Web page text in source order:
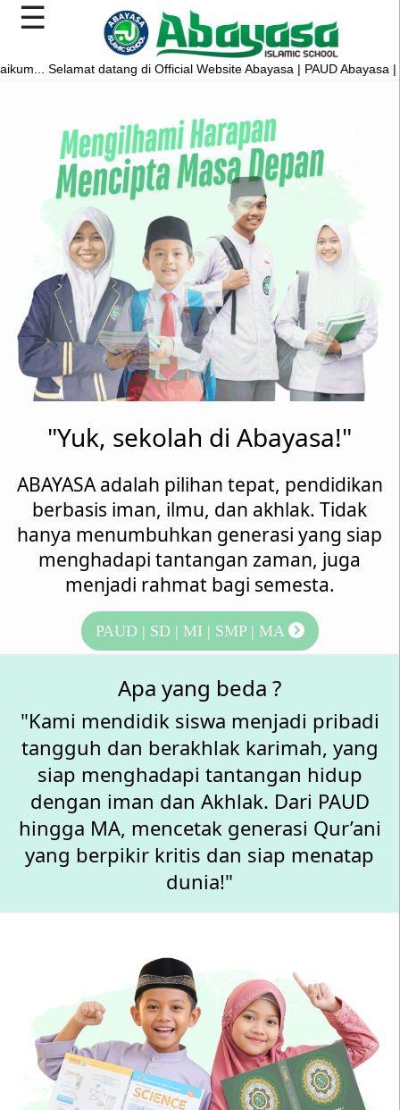
☰
di Official Website Abayasa | PAUD Abayasa | SD Plus Abayasa
"Yuk, sekolah di Abayasa!"
ABAYASA adalah pilihan tepat, pendidikan
berbasis iman, ilmu, dan akhlak. Tidak
hanya menumbuhkan generasi yang siap
menghadapi tantangan zaman, juga
menjadi rahmat bagi semesta.
PAUD | SD | MI | SMP | MA
Apa yang beda ?
"Kami mendidik siswa menjadi pribadi
tangguh dan berakhlak karimah, yang
siap menghadapi tantangan hidup
dengan iman dan Akhlak. Dari PAUD
hingga MA, mencetak generasi Qur’ani
yang berpikir kritis dan siap menatap
dunia!"